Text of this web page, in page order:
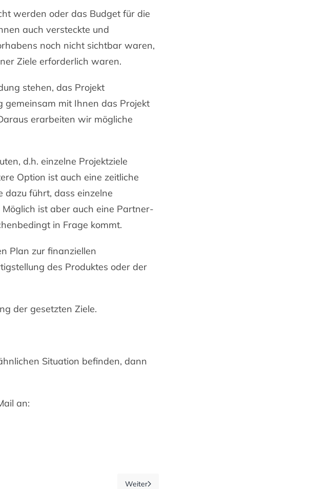
werden oder das Budget für die
auch versteckte und
noch nicht sichtbar waren,
Ziele erforderlich waren.
stehen, das Projekt
gemeinsam mit Ihnen das Projekt
erarbeiten wir mögliche
d.h. einzelne Projektziele
Option ist auch eine zeitliche
dazu führt, dass einzelne
ist aber auch eine Partner-
in Frage kommt.
Plan zur finanziellen
des Produktes oder der
der gesetzten Ziele.
Situation befinden, dann
an:
Weiter